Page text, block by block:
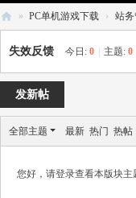
空
单
» PC单机游戏下载 › 站务
失效反馈 今日: 0 主题: 0
发新帖
全部主题 最新 热门 热帖
您好，请登录查看本版块